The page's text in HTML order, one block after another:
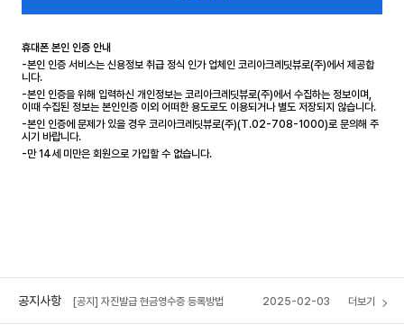
휴대폰 본인 인증 안내
-본인 인증 서비스는 신용정보 취급 정식 인가 업체인 코리아크레딧뷰로(주)에서 제공합
니다.
-본인 인증을 위해 입력하신 개인정보는 코리아크레딧뷰로(주)에서 수집하는 정보이며,
이때 수집된 정보는 본인인증 이외 어떠한 용도로도 이용되거나 별도 저장되지 않습니다.
-본인 인증에 문제가 있을 경우 코리아크레딧뷰로(주)(T.02-708-1000)로 문의해 주
시기 바랍니다.
-만 14세 미만은 회원으로 가입할 수 없습니다.
공지사항 [공지] 자진발급 현금영수증 등록방법 2025-02-03
[혜초 VIP 멤버십] 포인트 소멸 예정 안내 2026-04-14
더보기